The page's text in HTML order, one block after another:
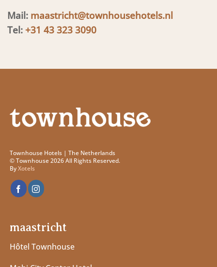
Mail: maastricht@townhousehotels.nl
Tel: +31 43 323 3090
Townhouse Hotels | The Netherlands
© Townhouse 2026 All Rights Reserved.
ByXotels
maastricht
Hôtel Townhouse